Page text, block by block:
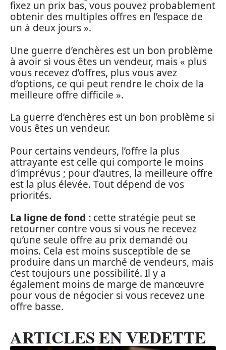
fixez un prix bas, vous pouvez probablement
obtenir des multiples offres en l’espace de
un à deux jours ».
Une guerre d’enchères est un bon problème
à avoir si vous êtes un vendeur, mais « plus
vous recevez d’offres, plus vous avez
d’options, ce qui peut rendre le choix de la
meilleure offre difficile ».
La guerre d’enchères est un bon problème si
vous êtes un vendeur.
Pour certains vendeurs, l’offre la plus
attrayante est celle qui comporte le moins
d’imprévus ; pour d’autres, la meilleure offre
est la plus élevée. Tout dépend de vos
priorités.
La ligne de fond : cette stratégie peut se
retourner contre vous si vous ne recevez
qu’une seule offre au prix demandé ou
moins. Cela est moins susceptible de se
produire dans un marché de vendeurs, mais
c’est toujours une possibilité. Il y a
également moins de marge de manœuvre
pour vous de négocier si vous recevez une
offre basse.
ARTICLES EN VEDETTE